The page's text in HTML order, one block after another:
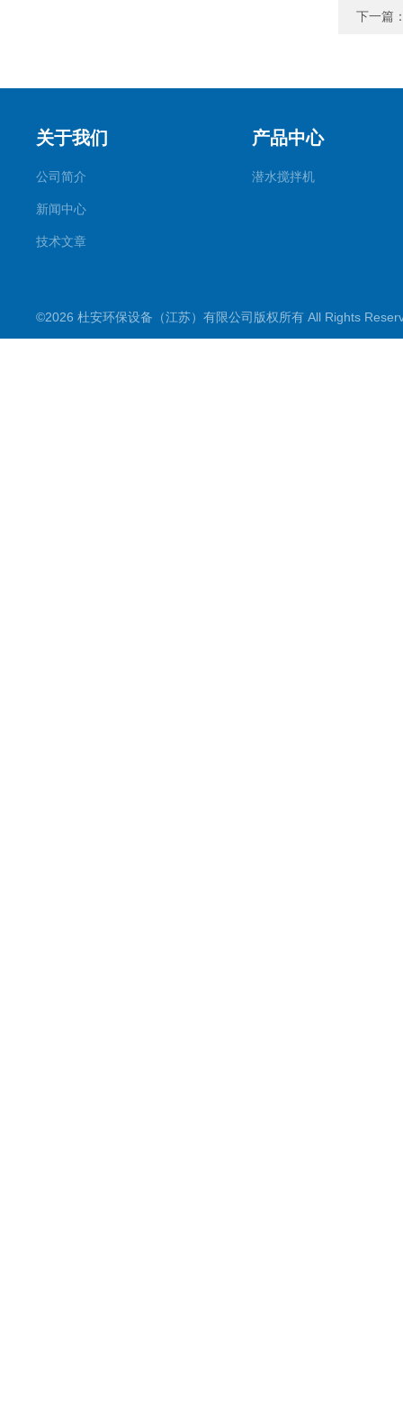
下一篇
关于我们
公司简介
新闻中心
技术文章
产品中心
潜水搅拌机
©2026 杜安环保设备（江苏）有限公司版权所有 All Rights